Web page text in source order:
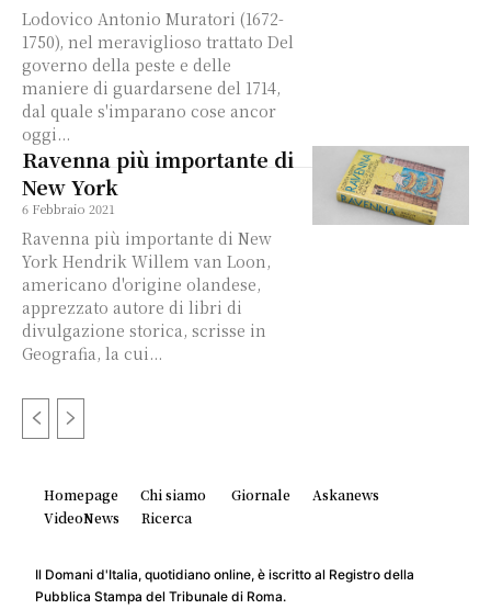
Lodovico Antonio Muratori (1672-
1750), nel meraviglioso trattato Del
governo della peste e delle
maniere di guardarsene del 1714,
dal quale s'imparano cose ancor
oggi...
Ravenna più importante di
New York
6 Febbraio 2021
Ravenna più importante di New
York Hendrik Willem van Loon,
americano d'origine olandese,
apprezzato autore di libri di
divulgazione storica, scrisse in
Geografia, la cui...
Homepage Chi siamo Giornale
Askanews
VideoNews
Ricerca
Il Domani d'Italia, quotidiano online, è iscritto al Registro della
Pubblica Stampa del Tribunale di Roma.